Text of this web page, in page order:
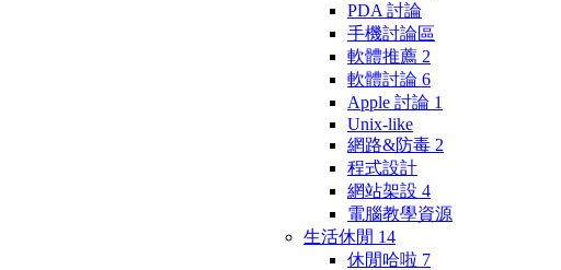
PDA 討論
手機討論區
軟體推薦 2
軟體討論 6
Apple 討論 1
Unix-like
網路&防毒 2
程式設計
網站架設 4
電腦教學資源
生活休閒 14
休閒哈啦 7